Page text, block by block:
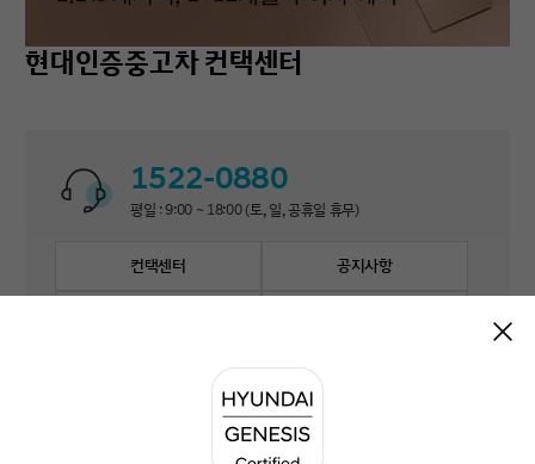
현대인증중고차 컨택센터
1522-0880
평일 : 9:00 ~ 18:00 (토, 일, 공휴일 휴무)
컨택센터 공지사항